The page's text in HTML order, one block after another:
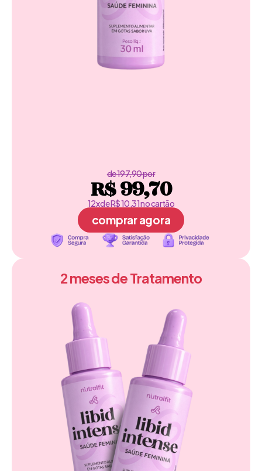
de 197,90 por
R$ 99,70
12x de R$ 10,31 no cartão
comprar agora
2 meses de Tratamento